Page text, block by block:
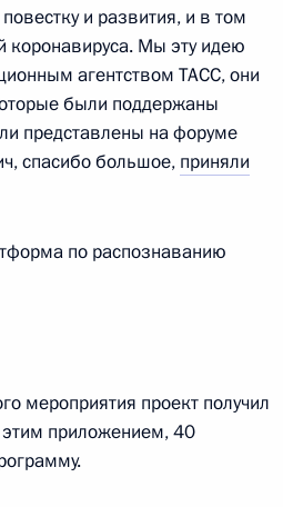
Дедовым
и развития, и в том
коронавируса. Мы эту идею
агентством ТАСС, они
были поддержаны
представлены на форуме
спасибо большое, приняли
по распознаванию
мероприятия проект получил
приложением, 40